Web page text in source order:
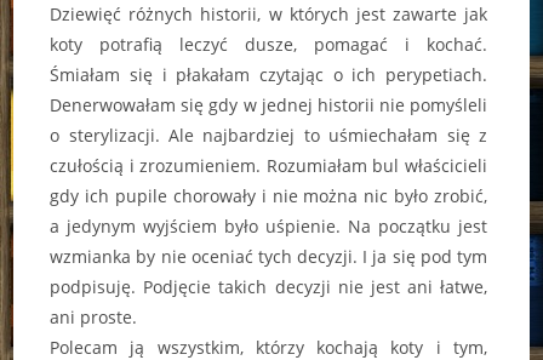
Dziewięć różnych historii, w których jest zawarte jak
koty potrafią leczyć dusze, pomagać i kochać.
Śmiałam się i płakałam czytając o ich perypetiach.
Denerwowałam się gdy w jednej historii nie pomyśleli
o sterylizacji. Ale najbardziej to uśmiechałam się z
czułością i zrozumieniem. Rozumiałam bul właścicieli
gdy ich pupile chorowały i nie można nic było zrobić,
a jedynym wyjściem było uśpienie. Na początku jest
wzmianka by nie oceniać tych decyzji. I ja się pod tym
podpisuję. Podjęcie takich decyzji nie jest ani łatwe,
ani proste.
Polecam ją wszystkim, którzy kochają koty i tym,